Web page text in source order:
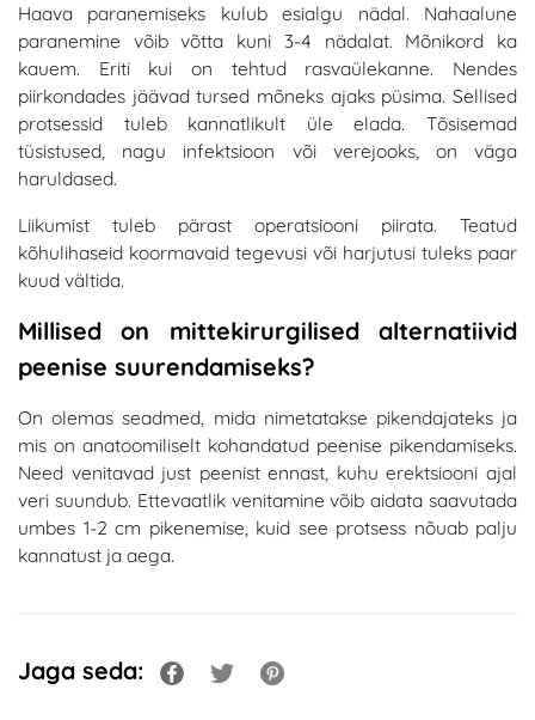
Haava paranemiseks kulub esialgu nädal. Nahaalune
paranemine võib võtta kuni 3-4 nädalat. Mõnikord ka
kauem. Eriti kui on tehtud rasvaülekanne. Nendes
piirkondades jäävad tursed mõneks ajaks püsima. Sellised
protsessid tuleb kannatlikult üle elada. Tõsisemad
tüsistused, nagu infektsioon või verejooks, on väga
haruldased.
Liikumist tuleb pärast operatsiooni piirata. Teatud
kõhulihaseid koormavaid tegevusi või harjutusi tuleks paar
kuud vältida.
Millised on mittekirurgilised alternatiivid
peenise suurendamiseks?
On olemas seadmed, mida nimetatakse pikendajateks ja
mis on anatoomiliselt kohandatud peenise pikendamiseks.
Need venitavad just peenist ennast, kuhu erektsiooni ajal
veri suundub. Ettevaatlik venitamine võib aidata saavutada
umbes 1-2 cm pikenemise, kuid see protsess nõuab palju
kannatust ja aega.
Jaga seda: